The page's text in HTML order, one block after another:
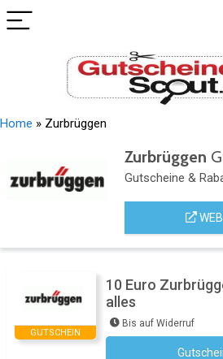
Home » Zurbrüggen
Zurbrüggen
Gutscheine &
GUTSCHEIN
10 Euro
alles
Bis auf Widerruf